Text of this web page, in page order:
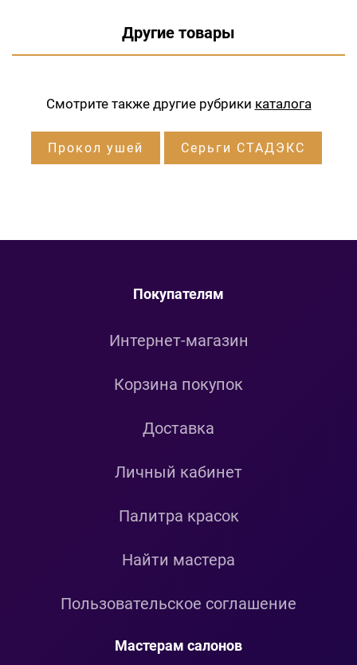
Другие товары
Смотрите также другие рубрики каталога
Прокол ушей Серьги СТАДЭКС
Покупателям
Интернет-магазин
Корзина покупок
Доставка
Личный кабинет
Палитра красок
Найти мастера
Пользовательское соглашение
Мастерам салонов